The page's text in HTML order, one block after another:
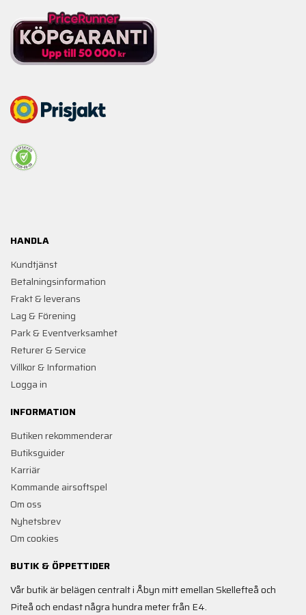
HANDLA
Kundtjänst
Betalningsinformation
Frakt & leverans
Lag & Förening
Park & Eventverksamhet
Returer & Service
Villkor & Information
Logga in
INFORMATION
Butiken rekommenderar
Butiksguider
Karriär
Kommande airsoftspel
Om oss
Nyhetsbrev
Om cookies
BUTIK & ÖPPETTIDER
Vår butik är belägen centralt i Åbyn mitt emellan Skellefteå och
Piteå och endast några hundra meter från E4.